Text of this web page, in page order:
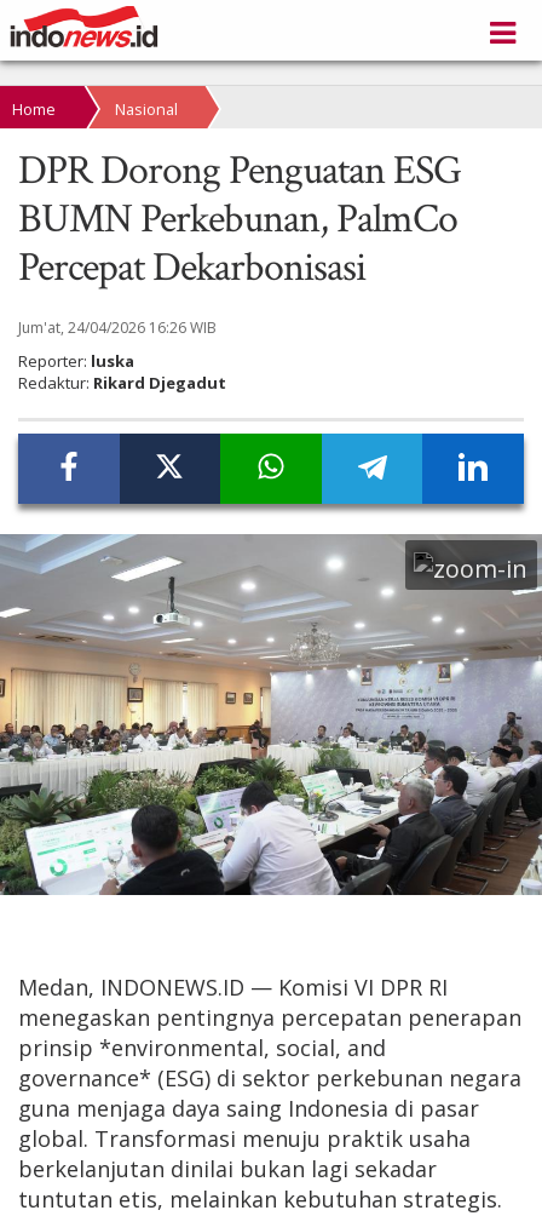
Home Nasional
DPR Dorong Penguatan ESG
BUMN Perkebunan, PalmCo
Percepat Dekarbonisasi
Jum'at, 24/04/2026 16:26 WIB
Reporter: luska
Redaktur: Rikard Djegadut
Medan, INDONEWS.ID — Komisi VI DPR RI
menegaskan pentingnya percepatan penerapan
prinsip *environmental, social, and
governance* (ESG) di sektor perkebunan negara
guna menjaga daya saing Indonesia di pasar
global. Transformasi menuju praktik usaha
berkelanjutan dinilai bukan lagi sekadar
tuntutan etis, melainkan kebutuhan strategis.